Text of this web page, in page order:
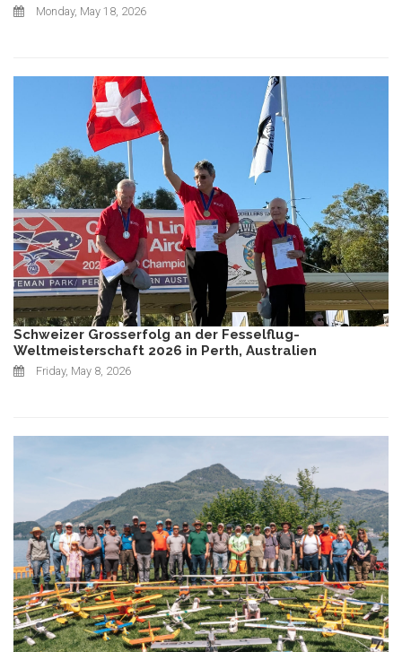
Monday, May 18, 2026
Schweizer Grosserfolg an der Fesselflug-
Weltmeisterschaft 2026 in Perth, Australien
Friday, May 8, 2026